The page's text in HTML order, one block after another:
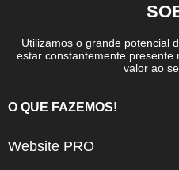
Utilizamos o grande potencial
estar constantemente presente
valor ao
O QUE FAZEMOS!
Website PRO